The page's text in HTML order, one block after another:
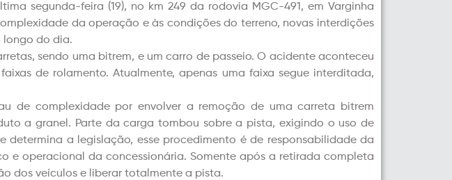
segunda-feira (19), no km 249 da rodovia MGC-491, em Varginha
da operação e às condições do terreno, novas interdições
longo do dia.
sendo uma bitrem, e um carro de passeio. O acidente aconteceu
de rolamento. Atualmente, apenas uma faixa segue interditada,
de complexidade por envolver a remoção de uma carreta bitrem
a granel. Parte da carga tombou sobre a pista, exigindo o uso de
determina a legislação, esse procedimento é de responsabilidade da
e operacional da concessionária. Somente após a retirada completa
dos veículos e liberar totalmente a pista.